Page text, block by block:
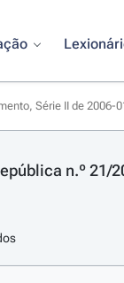
Série II de 2006-
n.º 21/